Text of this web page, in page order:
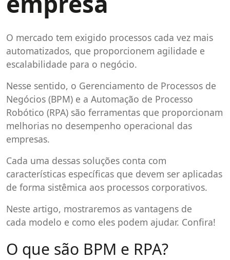
O mercado tem exigido processos cada vez mais
automatizados, que proporcionem agilidade e
escalabilidade para o negócio.
Nesse sentido, o Gerenciamento de Processos de
Negócios (BPM) e a Automação de Processo
Robótico (RPA) são ferramentas que proporcionam
melhorias no desempenho operacional das
empresas.
Cada uma dessas soluções conta com
características específicas que devem ser aplicadas
de forma sistêmica aos processos corporativos.
Neste artigo, mostraremos as vantagens de
cada modelo e como eles podem ajudar. Confira!
O que são BPM e RPA?